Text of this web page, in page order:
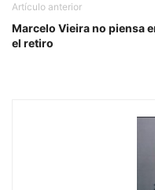
Artículo anterior
Marcelo Vieira no piensa
el retiro